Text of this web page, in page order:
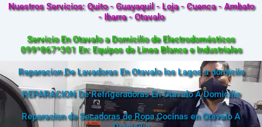
Nuestros Servicios: Quito - Guayaquil - Loja - Cuenca - Ambato
- Ibarra - Otavalo
Servicio En Otavalo a Domicilio de Electrodomésticos
099*867*301 En: Equipos de Linea Blanca e Industriales
Reparacion De Lavadoras En Otavalo los Lagos a domiciio
REPARACION De Refrigeradoras En Otavalo A Domicilio
Reparacion de Secadoras de Ropa Cocinas en Otavalo A